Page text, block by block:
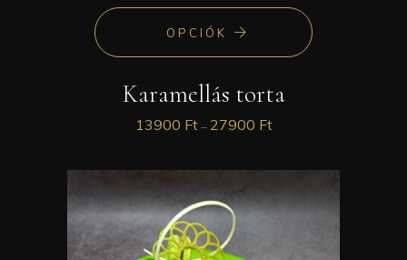
OPCIÓK
Karamellás torta
13900 Ft – 27900 Ft